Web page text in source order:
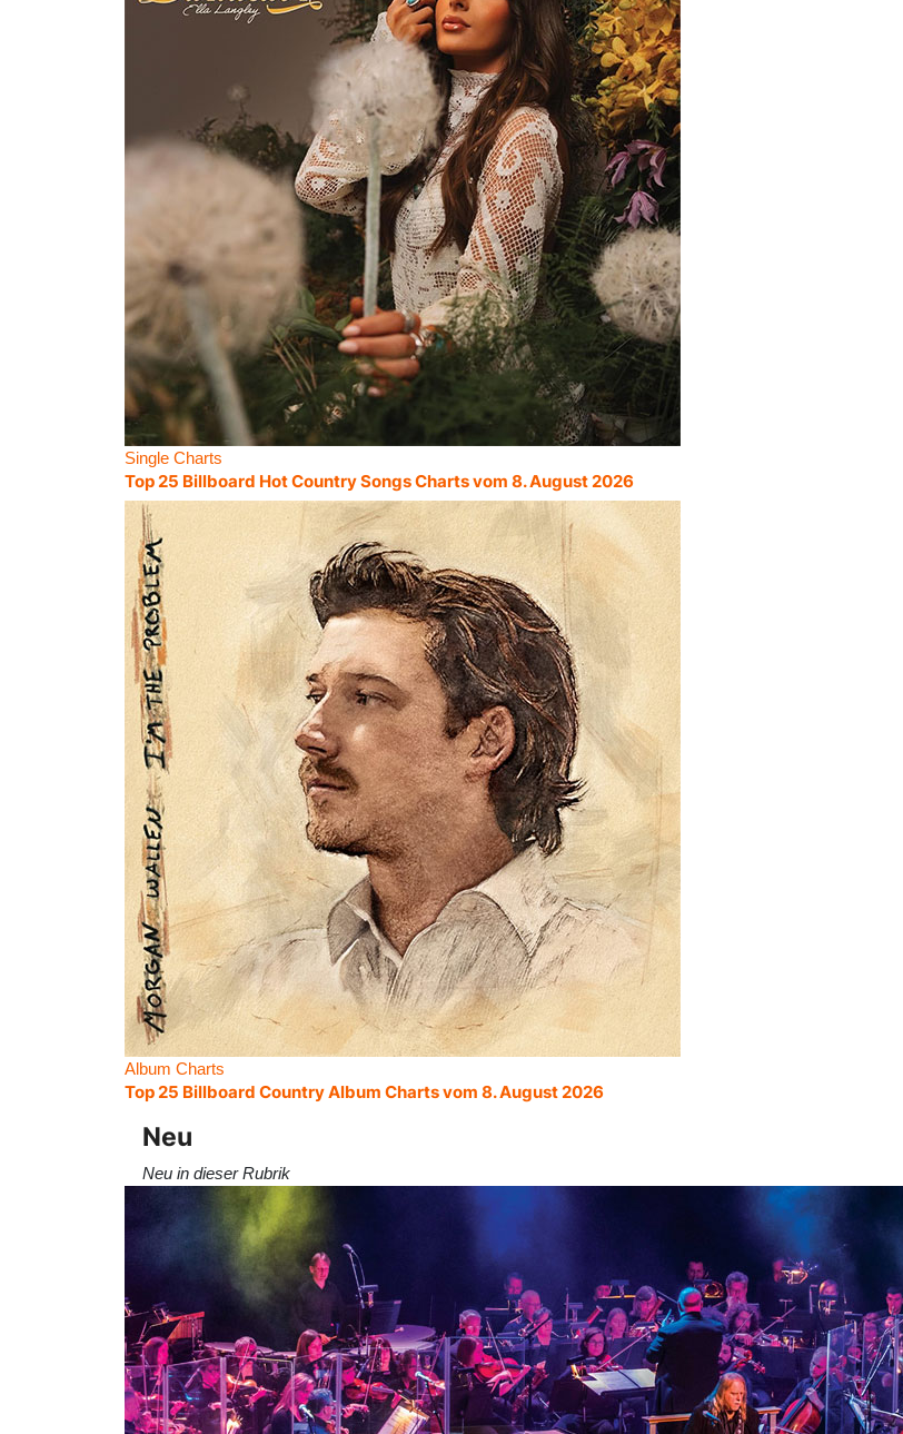
Single Charts
Top 25 Billboard Hot Country Songs Charts vom 8. August 2026
Album Charts
Top 25 Billboard Country Album Charts vom 8. August 2026
Neu
Neu in dieser Rubrik